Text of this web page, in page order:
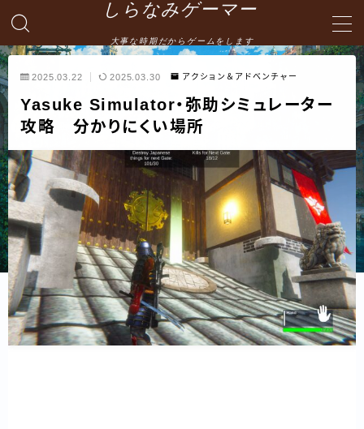
しらなみゲーマー
大事な時期だからゲームをします
MENU
English
HOME
お問い合わせ
プライバシーポリシー・免責事項
サイトマップ -site map-
管理人の自己紹介
2025.03.22 2025.03.30 アクション＆アドベンチャー
Yasuke Simulator・弥助シミュレーター
攻略 分かりにくい場所